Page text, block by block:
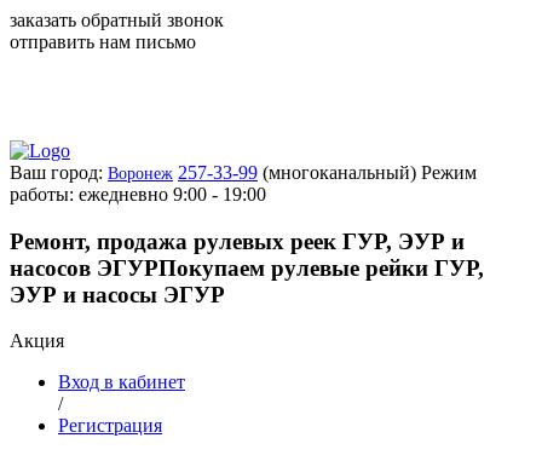
заказать обратный звонок
отправить нам письмо
Ваш город: Воронеж 257-33-99 (многоканальный) Режим
работы: ежедневно 9:00 - 19:00
Ремонт, продажа рулевых реек ГУР, ЭУР и
насосов ЭГУРПокупаем рулевые рейки ГУР,
ЭУР и насосы ЭГУР
Акция
Вход в кабинет
/
Регистрация